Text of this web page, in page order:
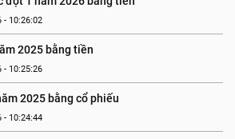
- 10:26:02
2025 bằng tiền
- 10:25:26
2025 bằng cổ phiếu
- 10:24:44